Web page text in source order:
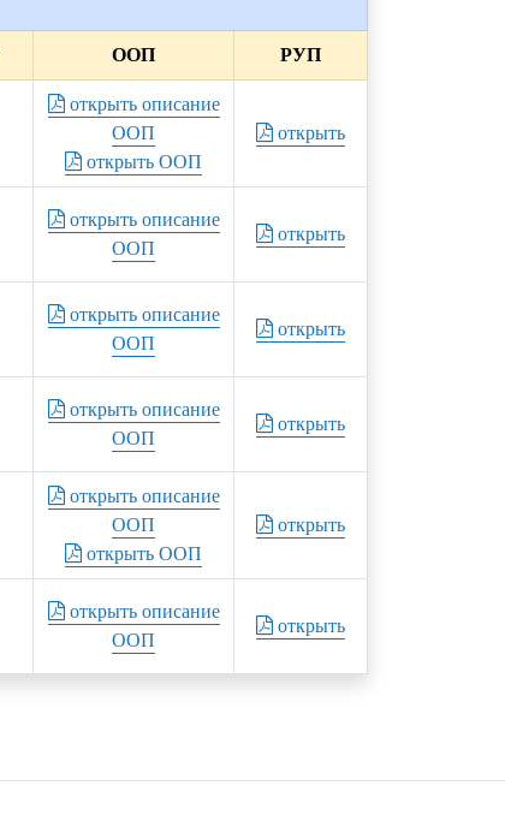
ООП РУП
открыть описание
ООП
открыть ООП
открыть
открыть описание
ООП
открыть
открыть описание
ООП
открыть
открыть описание
ООП
открыть
открыть описание
ООП
открыть ООП
открыть
открыть описание
ООП
открыть